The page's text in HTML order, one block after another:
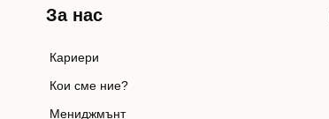
За нас
Кариери
Кои сме ние?
Мениджмънт